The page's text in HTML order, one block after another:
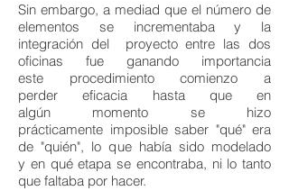
Sin embargo, a mediad que el número de
elementos se incrementaba y la
integración del proyecto entre las dos
oficinas fue ganando importancia
este procedimiento comienzo a
perder eficacia hasta que en
algún momento se hizo
prácticamente imposible saber "qué" era
de "quién", lo que había sido modelado
y en qué etapa se encontraba, ni lo tanto
que faltaba por hacer.